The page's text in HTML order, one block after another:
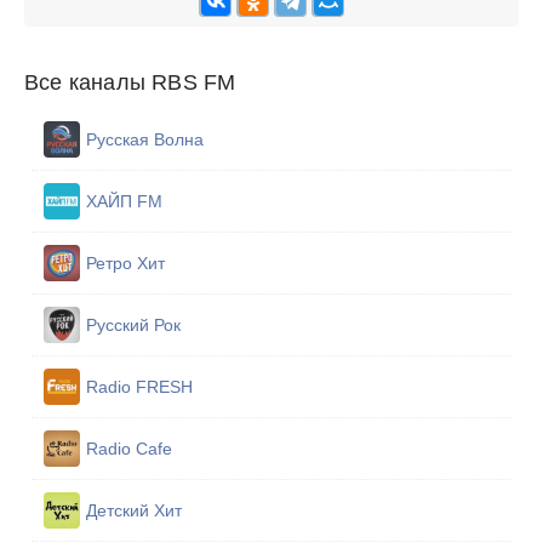
Все каналы RBS FM
Русская Волна
ХАЙП FM
Ретро Хит
Русский Рок
Radio FRESH
Radio Cafe
Детский Хит